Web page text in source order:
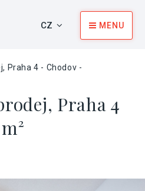
CZ MENU
Praha 4 - Chodov -
Praha 4